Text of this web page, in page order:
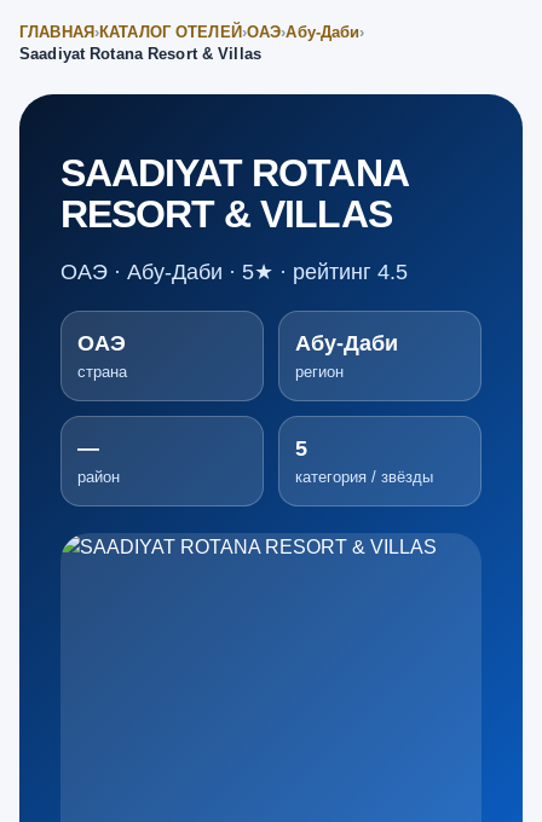
ГЛАВНАЯ ›КАТАЛОГ ОТЕЛЕЙ ›ОАЭ›Абу-Даби›
Saadiyat Rotana Resort & Villas
SAADIYAT ROTANA
RESORT & VILLAS
ОАЭ · Абу-Даби · 5★ · рейтинг 4.5
ОАЭ
страна
Абу-Даби
регион
—
район
5
категория / звёзды